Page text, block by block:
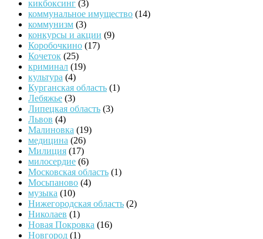
кикбоксинг (3)
коммунальное имущество (14)
коммунизм (3)
конкурсы и акции (9)
Коробочкино (17)
Кочеток (25)
криминал (19)
культура (4)
Курганская область (1)
Лебяжье (3)
Липецкая область (3)
Львов (4)
Малиновка (19)
медицина (26)
Милиция (17)
милосердие (6)
Московская область (1)
Мосьпаново (4)
музыка (10)
Нижегородская область (2)
Николаев (1)
Новая Покровка (16)
Новгород (1)